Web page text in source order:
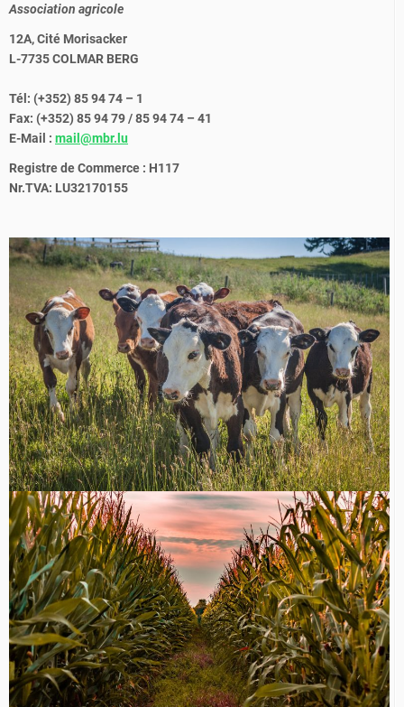
Association agricole
12A, Cité Morisacker
L-7735 COLMAR BERG
Tél: (+352) 85 94 74 – 1
Fax: (+352) 85 94 79 / 85 94 74 – 41
E-Mail : mail@mbr.lu
Registre de Commerce : H117
Nr.TVA: LU32170155